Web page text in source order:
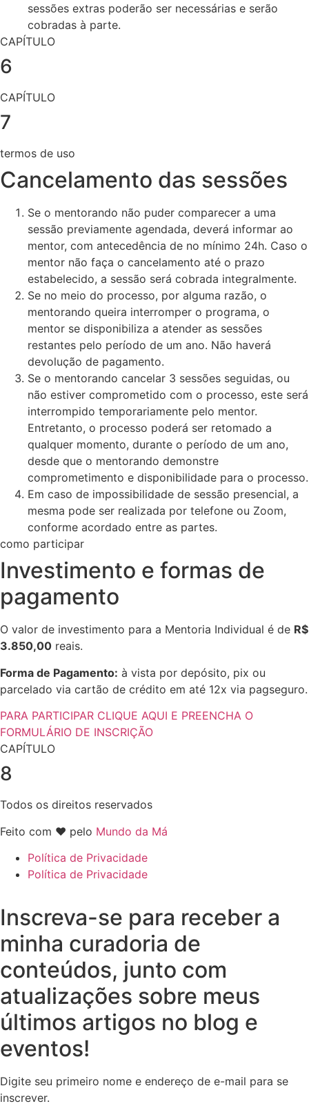
sessões extras poderão ser necessárias e serão
cobradas à parte.
CAPÍTULO
6
CAPÍTULO
7
termos de uso
Cancelamento das sessões
Se o mentorando não puder comparecer a uma
sessão previamente agendada, deverá informar ao
mentor, com antecedência de no mínimo 24h. Caso o
mentor não faça o cancelamento até o prazo
estabelecido, a sessão será cobrada integralmente.
Se no meio do processo, por alguma razão, o
mentorando queira interromper o programa, o
mentor se disponibiliza a atender as sessões
restantes pelo período de um ano. Não haverá
devolução de pagamento.
Se o mentorando cancelar 3 sessões seguidas, ou
não estiver comprometido com o processo, este será
interrompido temporariamente pelo mentor.
Entretanto, o processo poderá ser retomado a
qualquer momento, durante o período de um ano,
desde que o mentorando demonstre
comprometimento e disponibilidade para o processo.
Em caso de impossibilidade de sessão presencial, a
mesma pode ser realizada por telefone ou Zoom,
conforme acordado entre as partes.
como participar
Investimento e formas de
pagamento
O valor de investimento para a Mentoria Individual é de R$
3.850,00 reais.
Forma de Pagamento: à vista por depósito, pix ou
parcelado via cartão de crédito em até 12x via pagseguro.
PARA PARTICIPAR CLIQUE AQUI E PREENCHA O
FORMULÁRIO DE INSCRIÇÃO
CAPÍTULO
8
Todos os direitos reservados
Feito com ♥ pelo Mundo da Má
Política de Privacidade
Política de Privacidade
Inscreva-se para receber a
minha curadoria de
conteúdos, junto com
atualizações sobre meus
últimos artigos no blog e
eventos!
Digite seu primeiro nome e endereço de e-mail para se
inscrever.